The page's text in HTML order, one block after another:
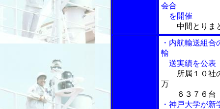
会合
を開催
中間とりま
・内航輸送組
輸
送実績を公表
所属１０社
万
６３７６台
・神戸大学が